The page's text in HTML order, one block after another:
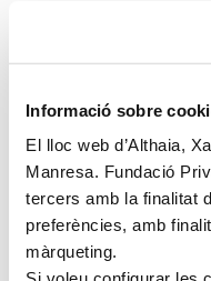
Informació sobre
El lloc web d’Althaia,
Manresa. Fundació
tercers amb la finalitat
preferències, amb
màrqueting.